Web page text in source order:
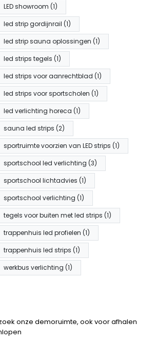
LED showroom (1)
led strip gordijnrail (1)
led strip sauna oplossingen (1)
led strips tegels (1)
led strips voor aanrechtblad (1)
led strips voor sportscholen (1)
led verlichting horeca (1)
sauna led strips (2)
sportruimte voorzien van LED strips (1)
sportschool led verlichting (3)
sportschool lichtadvies (1)
sportschool verlichting (1)
tegels voor buiten met led strips (1)
trappenhuis led profielen (1)
trappenhuis led strips (1)
werkbus verlichting (1)
onze demoruimte, ook voor afhalen